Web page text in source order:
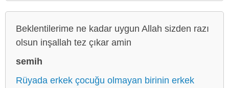
Beklentilerime ne kadar uygun Allah sizden razı
olsun inşallah tez çıkar amin
semih
Rüyada erkek çocuğu olmayan birinin erkek